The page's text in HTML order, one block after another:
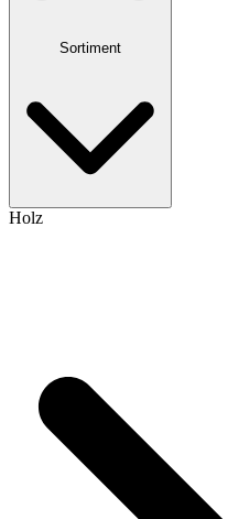
Sortiment
Holz